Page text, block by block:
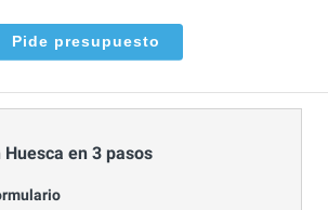
Pide presupuesto
en 3 pasos